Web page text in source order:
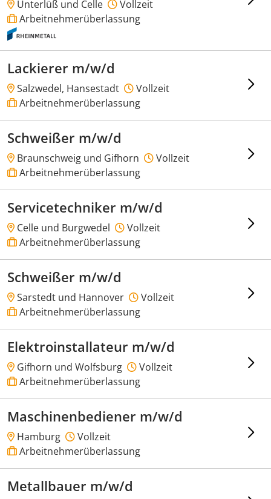
Unterlüß und Celle
Vollzeit
Arbeitnehmerüberlassung
Lackierer m/w/d
Salzwedel, Hansestadt
Vollzeit
Arbeitnehmerüberlassung
Schweißer m/w/d
Braunschweig und Gifhorn
Vollzeit
Arbeitnehmerüberlassung
Servicetechniker m/w/d
Celle und Burgwedel
Vollzeit
Arbeitnehmerüberlassung
Schweißer m/w/d
Sarstedt und Hannover
Vollzeit
Arbeitnehmerüberlassung
Elektroinstallateur m/w/d
Gifhorn und Wolfsburg
Vollzeit
Arbeitnehmerüberlassung
Maschinenbediener m/w/d
Hamburg
Vollzeit
Arbeitnehmerüberlassung
Metallbauer m/w/d